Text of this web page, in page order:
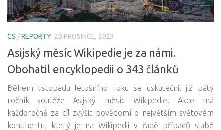
CS /REPORTY 20 PROSINCE, 2023
Asijský měsíc Wikipedie je za námi.
Obohatil encyklopedii o 343 článků
Během listopadu letošního roku se uskutečnil již pátý
ročník soutěže Asijský měsíc Wikipedie. Akce má
každoročně za cíl zvýšit povědomí o největším světovém
kontinentu, který je na Wikipedii v řadě případů slabě